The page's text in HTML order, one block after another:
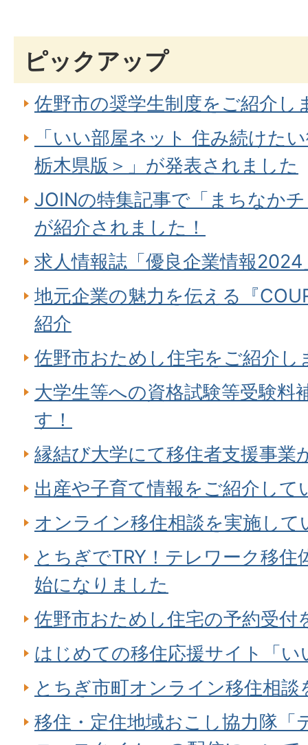
ピックアップ
佐野市の奨学生制度をご紹介し
「いい部屋ネット 住み続けた
栃木県版＞」が発表されました
JOINの特集記事で「まちなか
が紹介されました！
求人情報誌「優良企業情報
地元企業の魅力を伝える『
紹介
佐野市おためし住宅をご紹介し
大学生等への資格試験等受験料
す！
縁結び大学にて移住者支援事業
出産や子育て情報をご紹介して
オンライン移住相談を実施して
とちぎでTRY！テレワーク移住
始になりました
佐野市おためし住宅の予約受付
はじめての移住応援サイト「
とちぎ市町オンライン移住相
移住・定住地域おこし協力隊「